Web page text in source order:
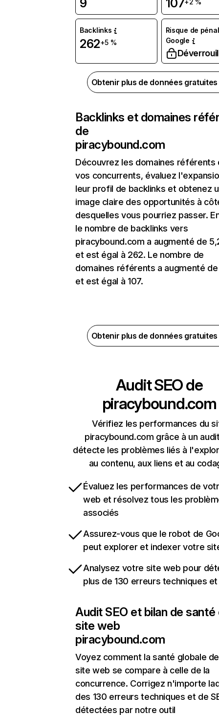
9 107+2 %
Backlinks
262+5 %
Risque de
Google
Obtenir plus de données
Backlinks et domaines
de
piracybound.com
Découvrez les domaines référents
vos concurrents, évaluez
leur profil de backlinks et obtenez
image claire des opportunités à
desquelles vous pourriez passer.
le nombre de backlinks vers
piracybound.com a augmenté de
et est égal à 262. Le nombre de
domaines référents a augmenté de
et est égal à 107.
Obtenir plus de données
Audit SEO de
piracybound.com
Vérifiez les performances du
piracybound.com grâce à un
détecte les problèmes liés à
au contenu, aux liens et au
Évaluez les performances de
web et résolvez tous les
associés
Assurez-vous que le robot de
peut explorer et indexer votre
Analysez votre site web pour
plus de 130 erreurs techniques et
Audit SEO et bilan de santé
site web
piracybound.com
Voyez comment la santé globale
site web se compare à celle de la
concurrence. Corrigez n'importe
des 130 erreurs techniques et de
détectées par notre outil